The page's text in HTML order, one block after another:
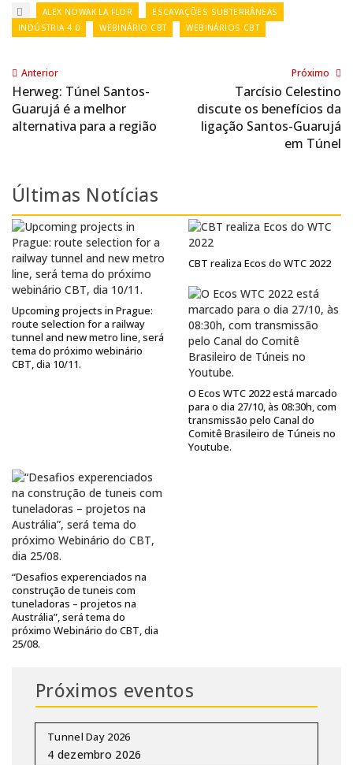
ALEX NOWAK LA FLOR
ESCAVAÇÕES SUBTERRÂNEAS
INDÚSTRIA 4.0
WEBINÁRIO CBT WEBINÁRIOS CBT
Anterior
Herweg: Túnel Santos-
Guarujá é a melhor
alternativa para a região
Próximo
Tarcísio Celestino
discute os benefícios da
ligação Santos-Guarujá
em Túnel
Últimas Notícias
Upcoming projects in Prague:
route selection for a railway
tunnel and new metro line, será
tema do próximo webinário
CBT, dia 10/11.
CBT realiza Ecos do WTC 2022
O Ecos WTC 2022 está marcado
para o dia 27/10, às 08:30h, com
transmissão pelo Canal do
Comitê Brasileiro de Túneis no
Youtube.
“Desafios experenciados na
construção de tuneis com
tuneladoras – projetos na
Austrália”, será tema do
próximo Webinário do CBT, dia
25/08.
Próximos eventos
Tunnel Day 2026